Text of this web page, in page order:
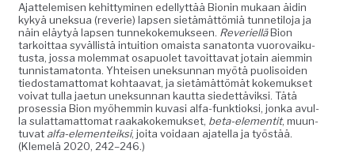
Ajat­telemisen kehit­tymi­nen edel­lyt­tää Bion­in mukaan äidin
kykyä unek­sua (rever­ie) lapsen sietämät­tömiä tun­netilo­ja ja
näin eläy­tyä lapsen tun­nekoke­muk­seen. Rever­iel­läBion
tarkoit­taa syväl­listä intu­ition omaista sana­ton­ta vuorovaiku­
tus­ta, jos­sa molem­mat osa­puo­let tavoit­ta­vat jotain aiem­min
tun­nistam­a­ton­ta. Yhteisen unek­sun­nan myötä puolisoiden
tiedosta­mat­tomat kohtaa­vat, ja sietämät­tömät koke­muk­set
voivat tul­la jae­tun unek­sun­nan kaut­ta siedet­täviksi. Tätä
pros­es­sia Bion myöhem­min kuvasi alfa-funk­tiok­si, jon­ka avul­
la sulat­ta­mat­tomat raakakoke­muk­set, beta-ele­men­tit, muun­
tu­vat alfa-ele­menteik­si, joi­ta voidaan ajatel­la ja työstää.
(Klemelä 2020, 242–246.)